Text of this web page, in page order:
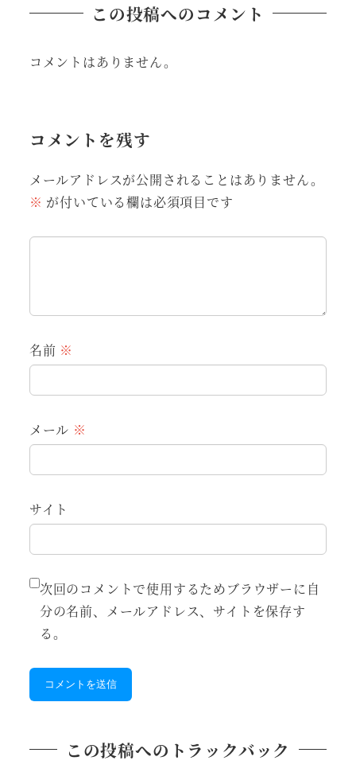
この投稿へのコメント
コメントはありません。
コメントを残す
メールアドレスが公開されることはありません。
※ が付いている欄は必須項目です
名前 ※
メール ※
サイト
次回のコメントで使用するためブラウザーに自
分の名前、メールアドレス、サイトを保存す
る。
この投稿へのトラックバック